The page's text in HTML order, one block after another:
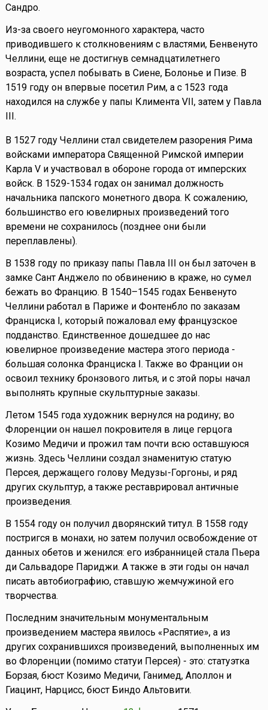
Сандро.
Из-за своего неугомонного характера, часто
приводившего к столкновениям с властями, Бенвенуто
Челлини, еще не достигнув семнадцатилетнего
возраста, успел побывать в Сиене, Болонье и Пизе. В
1519 году он впервые посетил Рим, а с 1523 года
находился на службе у папы Климента VII, затем у Павла
III.
В 1527 году Челлини стал свидетелем разорения Рима
войсками императора Священной Римской империи
Карла V и участвовал в обороне города от имперских
войск. В 1529-1534 годах он занимал должность
начальника папского монетного двора. К сожалению,
большинство его ювелирных произведений того
времени не сохранилось (позднее они были
переплавлены).
В 1538 году по приказу папы Павла III он был заточен в
замке Сант Анджело по обвинению в краже, но сумел
бежать во Францию. В 1540–1545 годах Бенвенуто
Челлини работал в Париже и Фонтенбло по заказам
Франциска I, который пожаловал ему французское
подданство. Единственное дошедшее до нас
ювелирное произведение мастера этого периода -
большая солонка Франциска I. Также во Франции он
освоил технику бронзового литья, и с этой поры начал
выполнять крупные скульптурные заказы.
Летом 1545 года художник вернулся на родину; во
Флоренции он нашел покровителя в лице герцога
Козимо Медичи и прожил там почти всю оставшуюся
жизнь. Здесь Челлини создал знаменитую статую
Персея, держащего голову Медузы-Горгоны, и ряд
других скульптур, а также реставрировал античные
произведения.
В 1554 году он получил дворянский титул. В 1558 году
постригся в монахи, но затем получил освобождение от
данных обетов и женился: его избранницей стала Пьера
ди Сальвадоре Париджи. А также в эти годы он начал
писать автобиографию, ставшую жемчужиной его
творчества.
Последним значительным монументальным
произведением мастера явилось «Распятие», а из
других сохранившихся произведений, выполненных им
во Флоренции (помимо статуи Персея) - это: статуэтка
Борзая, бюст Козимо Медичи, Ганимед, Аполлон и
Гиацинт, Нарцисс, бюст Биндо Альтовити.